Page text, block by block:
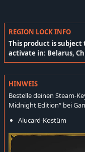
REGION LOCK INFO
This product is
activate in: Belarus,
HINWEIS
Bestelle deinen Steam-
Midnight Edition“ bei
Alucard-Kostüm